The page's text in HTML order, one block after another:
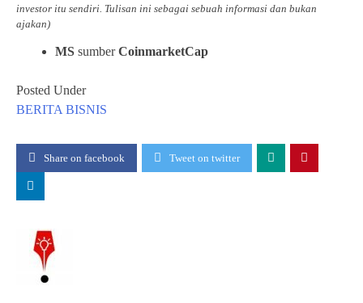
investor itu sendiri. Tulisan ini sebagai sebuah informasi dan bukan
ajakan)
MS sumberCoinmarketCap
Posted Under
BERITA BISNIS
Share on facebook Tweet on twitter